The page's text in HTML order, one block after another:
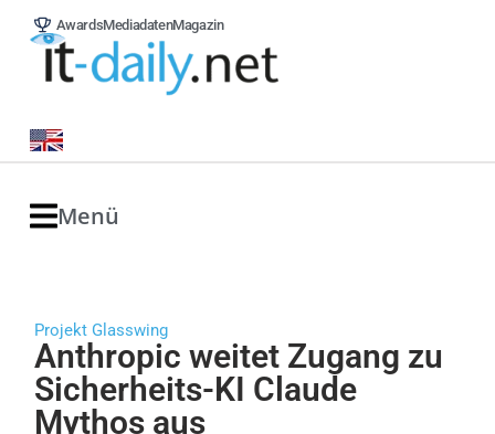
AwardsMediadatenMagazin
Menü
Projekt Glasswing
Anthropic weitet Zugang zu
Sicherheits-KI Claude
Mythos aus